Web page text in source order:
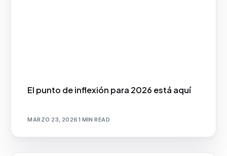
El punto de inflexión para 2026 está aquí
MARZO 23, 20261 MIN READ